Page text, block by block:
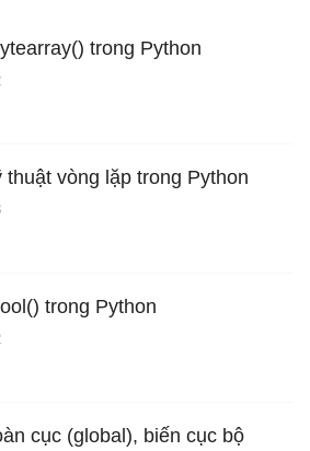
trong Python
thuật vòng lặp trong Python
trong Python
cục (global), biến cục bộ